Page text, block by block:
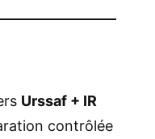
Urssaf + IR
contrôlée